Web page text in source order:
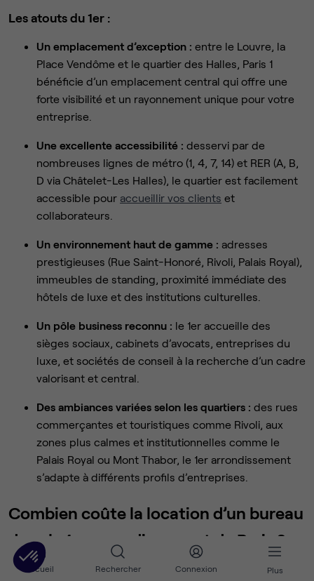
Accueil Rechercher Connexion Plus
Les atouts du 1er :
Un emplacement d’exception : entre le Louvre, la
Place Vendôme et le quartier des Halles, Paris 1
bénéficie d’un emplacement central qui offre une
forte visibilité et un rayonnement unique pour votre
entreprise.
Une excellente accessibilité : desservi par de
nombreuses lignes de métro (1, 4, 7, 14) et RER (A, B,
D via Châtelet-Les Halles), le quartier est facilement
accessible pour accueillir vos clients et
collaborateurs.
Un environnement haut de gamme : adresses
prestigieuses (Rue Saint-Honoré, Rivoli, Palais Royal),
immeubles de standing, proximité immédiate des
hôtels de luxe et des institutions culturelles.
Un pôle business reconnu : le 1er accueille des
sièges sociaux, cabinets d’avocats, entreprises du
luxe, et sociétés de conseil à la recherche d’un cadre
valorisant et central.
Des ambiances variées selon les quartiers : des rues
commerçantes et touristiques comme Rivoli, aux
zones plus calmes et institutionnelles comme le
Palais Royal ou Mont Thabor, le 1er arrondissement
s’adapte à différents profils d’entreprises.
Combien coûte la location d’un bureau
dans le 1er arrondissement de Paris ?
Louer des bureaux au cœur de la capitale représente un